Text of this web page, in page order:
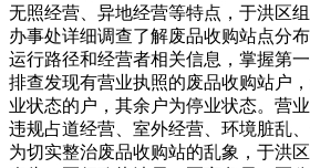
无照经营、异地经营等特点，于洪区
办事处详细调查了解废品收购站点分
运行路径和经营者相关信息，掌握第
排查发现有营业执照的废品收购站户
业状态的户，其余户为停业状态。营
违规占道经营、室外经营、环境脏
为切实整治废品收购站的乱象，于洪